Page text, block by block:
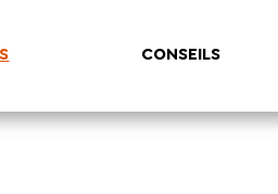
CONSEILS